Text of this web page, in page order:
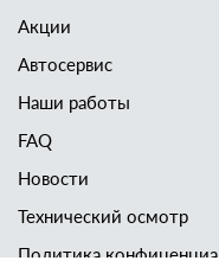
Акции
Автосервис
Наши работы
FAQ
Новости
Технический осмотр
Политика